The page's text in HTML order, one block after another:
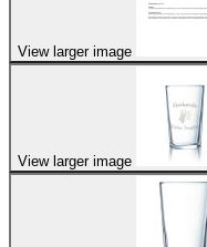
View larger image
View larger image